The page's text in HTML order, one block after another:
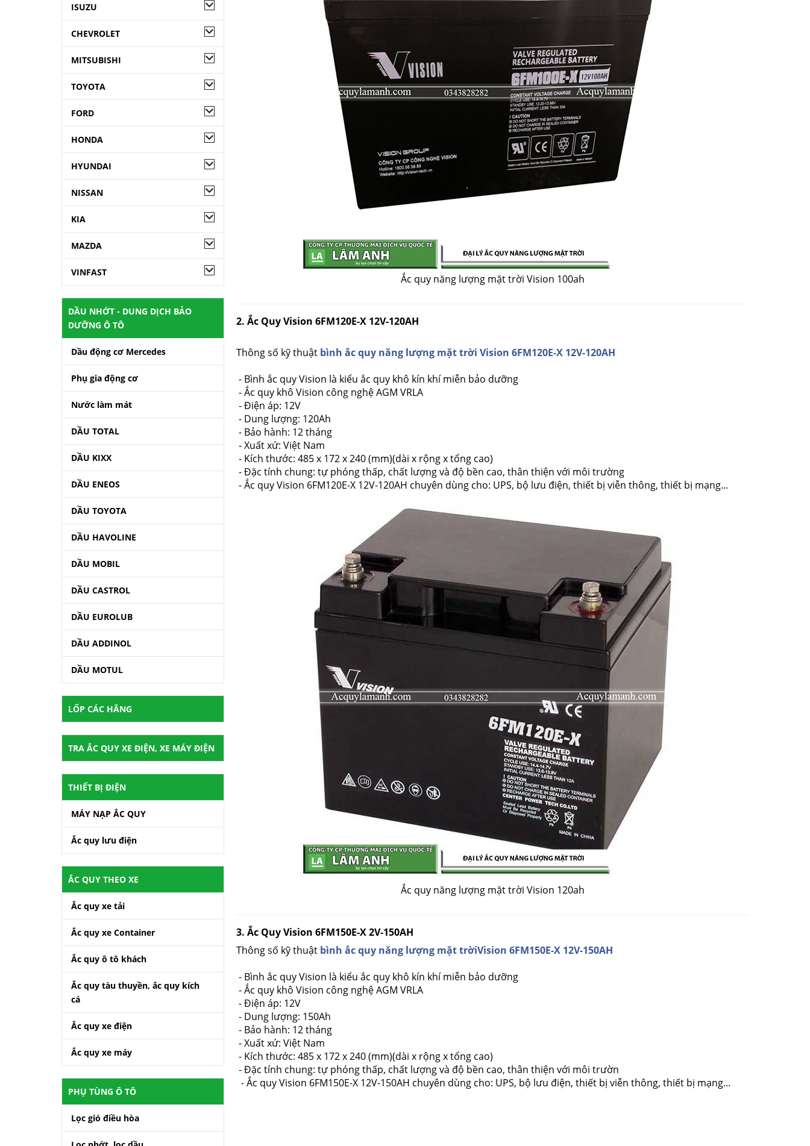
ISUZU
CHEVROLET
MITSUBISHI
TOYOTA
FORD
HONDA
HYUNDAI
NISSAN
KIA
MAZDA
VINFAST
DẦU NHỚT - DUNG DỊCH BẢO
DƯỠNG Ô TÔ
Dầu động cơ Mercedes
Phụ gia động cơ
Nước làm mát
DẦU TOTAL
DẦU KIXX
DẦU ENEOS
DẦU TOYOTA
DẦU HAVOLINE
DẦU MOBIL
DẦU CASTROL
DẦU EUROLUB
DẦU ADDINOL
DẦU MOTUL
LỐP CÁC HÃNG
TRA ẮC QUY XE ĐIỆN, XE MÁY ĐIỆN
THIẾT BỊ ĐIỆN
MÁY NẠP ẮC QUY
Ắc quy lưu điện
ẮC QUY THEO XE
Ắc quy xe tải
Ắc quy xe Container
Ắc quy ô tô khách
Ắc quy tàu thuyền, ắc quy kích
cá
Ắc quy xe điện
Ắc quy xe máy
PHỤ TÙNG Ô TÔ
Lọc gió điều hòa
Ắc quy năng lượng mặt trời Vision 100ah
2. Ắc Quy Vision 6FM120E-X 12V-120AH
Thông số kỹ thuật bình ắc quy năng lượng mặt trời Vision 6FM120E-X 12V-120AH
- Bình ắc quy Vision là kiểu ắc quy khô kín khí miễn bảo dưỡng
- Ắc quy khô Vision công nghệ AGM VRLA
- Điện áp: 12V
- Dung lượng: 120Ah
- Bảo hành: 12 tháng
- Xuất xứ: Việt Nam
- Kích thước: 485 x 172 x 240 (mm)(dài x rộng x tổng cao)
- Đặc tính chung: tự phóng thấp, chất lượng và độ bền cao, thân thiện với môi trường
- Ắc quy Vision 6FM120E-X 12V-120AH chuyên dùng cho: UPS, bộ lưu điện, thiết bị viễn thông, thiết bị mạng...
Ắc quy năng lượng mặt trời Vision 120ah
3. Ắc Quy Vision 6FM150E-X 2V-150AH
Thông số kỹ thuật bình ắc quy năng lượng mặt trờiVision 6FM150E-X 12V-150AH
- Bình ắc quy Vision là kiểu ắc quy khô kín khí miễn bảo dưỡng
- Ắc quy khô Vision công nghệ AGM VRLA
- Điện áp: 12V
- Dung lượng: 150Ah
- Bảo hành: 12 tháng
- Xuất xứ: Việt Nam
- Kích thước: 485 x 172 x 240 (mm)(dài x rộng x tổng cao)
- Đặc tính chung: tự phóng thấp, chất lượng và độ bền cao, thân thiện với môi trườn
- Ắc quy Vision 6FM150E-X 12V-150AH chuyên dùng cho: UPS, bộ lưu điện, thiết bị viễn thông, thiết bị mạng...